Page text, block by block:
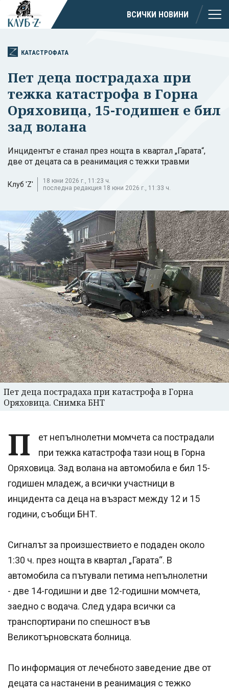
ВСИЧКИ НОВИНИ
КАТАСТРОФАТА
Пет деца пострадаха при
тежка катастрофа в Горна
Оряховица, 15-годишен е бил
зад волана
Инцидентът е станал през нощта в квартал „Гарата“,
две от децата са в реанимация с тежки травми
Клуб 'Z'
18 юни 2026 г., 11:23 ч.
последна редакция 18 юни 2026 г., 11:33 ч.
Пет деца пострадаха при катастрофа в Горна
Оряховица. Снимка БНТ
П
ет непълнолетни момчета са пострадали
при тежка катастрофа тази нощ в Горна
Оряховица. Зад волана на автомобила е бил 15-
годишен младеж, а всички участници в
инцидента са деца на възраст между 12 и 15
години, съобщи БНТ.
Сигналът за произшествието е подаден около
1:30 ч. през нощта в квартал „Гарата“. В
автомобила са пътували петима непълнолетни
- две 14-годишни и две 12-годишни момчета,
заедно с водача. След удара всички са
транспортирани по спешност във
Великотърновската болница.
По информация от лечебното заведение две от
децата са настанени в реанимация с тежко